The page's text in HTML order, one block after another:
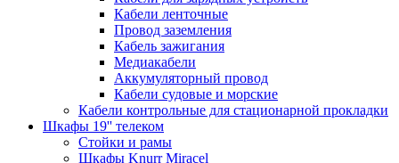
Кабели ленточные
Провод заземления
Кабель зажигания
Медиакабели
Аккумуляторный провод
Кабели судовые и морские
Кабели контрольные для стационарной прокладки
Шкафы 19'' телеком
Стойки и рамы
Шкафы Knurr Miracel